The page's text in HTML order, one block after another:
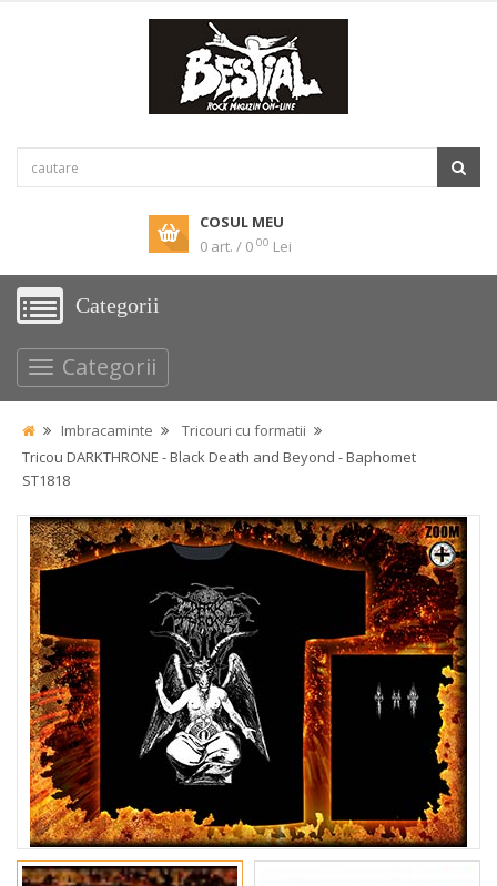
COSUL MEU
0 art. / 0 00 Lei
Categorii
Categorii
Imbracaminte
Tricouri cu formatii
Tricou DARKTHRONE - Black Death and Beyond - Baphomet
ST1818